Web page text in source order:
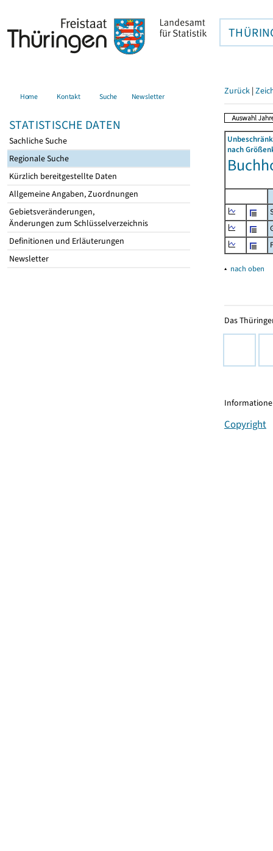
Home Kontakt Suche Newsletter
STATISTISCHE DATEN
Sachliche Suche
Regionale Suche
Kürzlich bereitgestellte Daten
Allgemeine Angaben, Zuordnungen
Gebietsveränderungen,
Änderungen zum Schlüsselverzeichnis
Definitionen und Erläuterungen
Newsletter
Zurück |
nach
▴ nach oben
Das
Copyright